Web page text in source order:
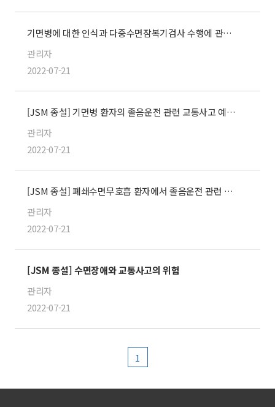
기면병에 대한 인식과 다중수면잠복기검사 수행에 관한 설문조사
관리자
2022-07-21
[JSM 종설] 기면병 환자의 졸음운전 관련 교통사고 예방을 위한 제안
관리자
2022-07-21
[JSM 종설] 폐쇄수면무호흡 환자에서 졸음운전 관련 교통사고 예방을 위한 제안
관리자
2022-07-21
[JSM 종설] 수면장애와 교통사고의 위험
관리자
2022-07-21
1